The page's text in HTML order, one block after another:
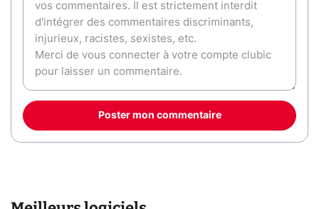
Poster mon commentaire